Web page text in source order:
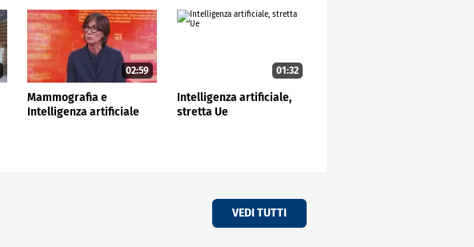
02:59
Mammografia e
Intelligenza artificiale
01:32
Intelligenza artificiale,
stretta Ue
VEDI TUTTI